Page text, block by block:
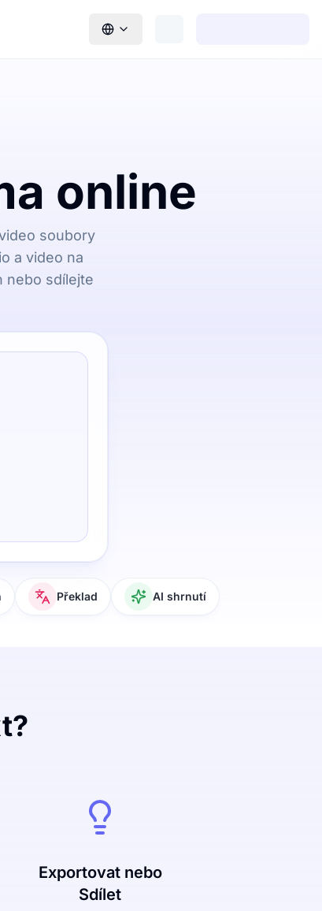
online
soubory
a video na
nebo sdílejte
Překlad AI shrnutí
Exportovat nebo
Sdílet